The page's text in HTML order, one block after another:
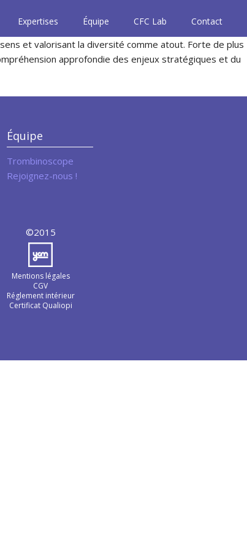
Expertises Équipe CFC Lab Contact
et valorisant la diversité comme atout. Forte de plus
approfondie des enjeux stratégiques et du
Équipe
Trombinoscope
Rejoignez-nous !
©2015
Mentions légales
CGV
Réglement intérieur
Certificat Qualiopi